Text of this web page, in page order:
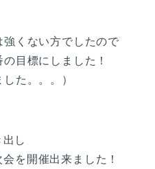
くない方でしたので
目標にしました！
た。。。）
し
を開催出来ました！